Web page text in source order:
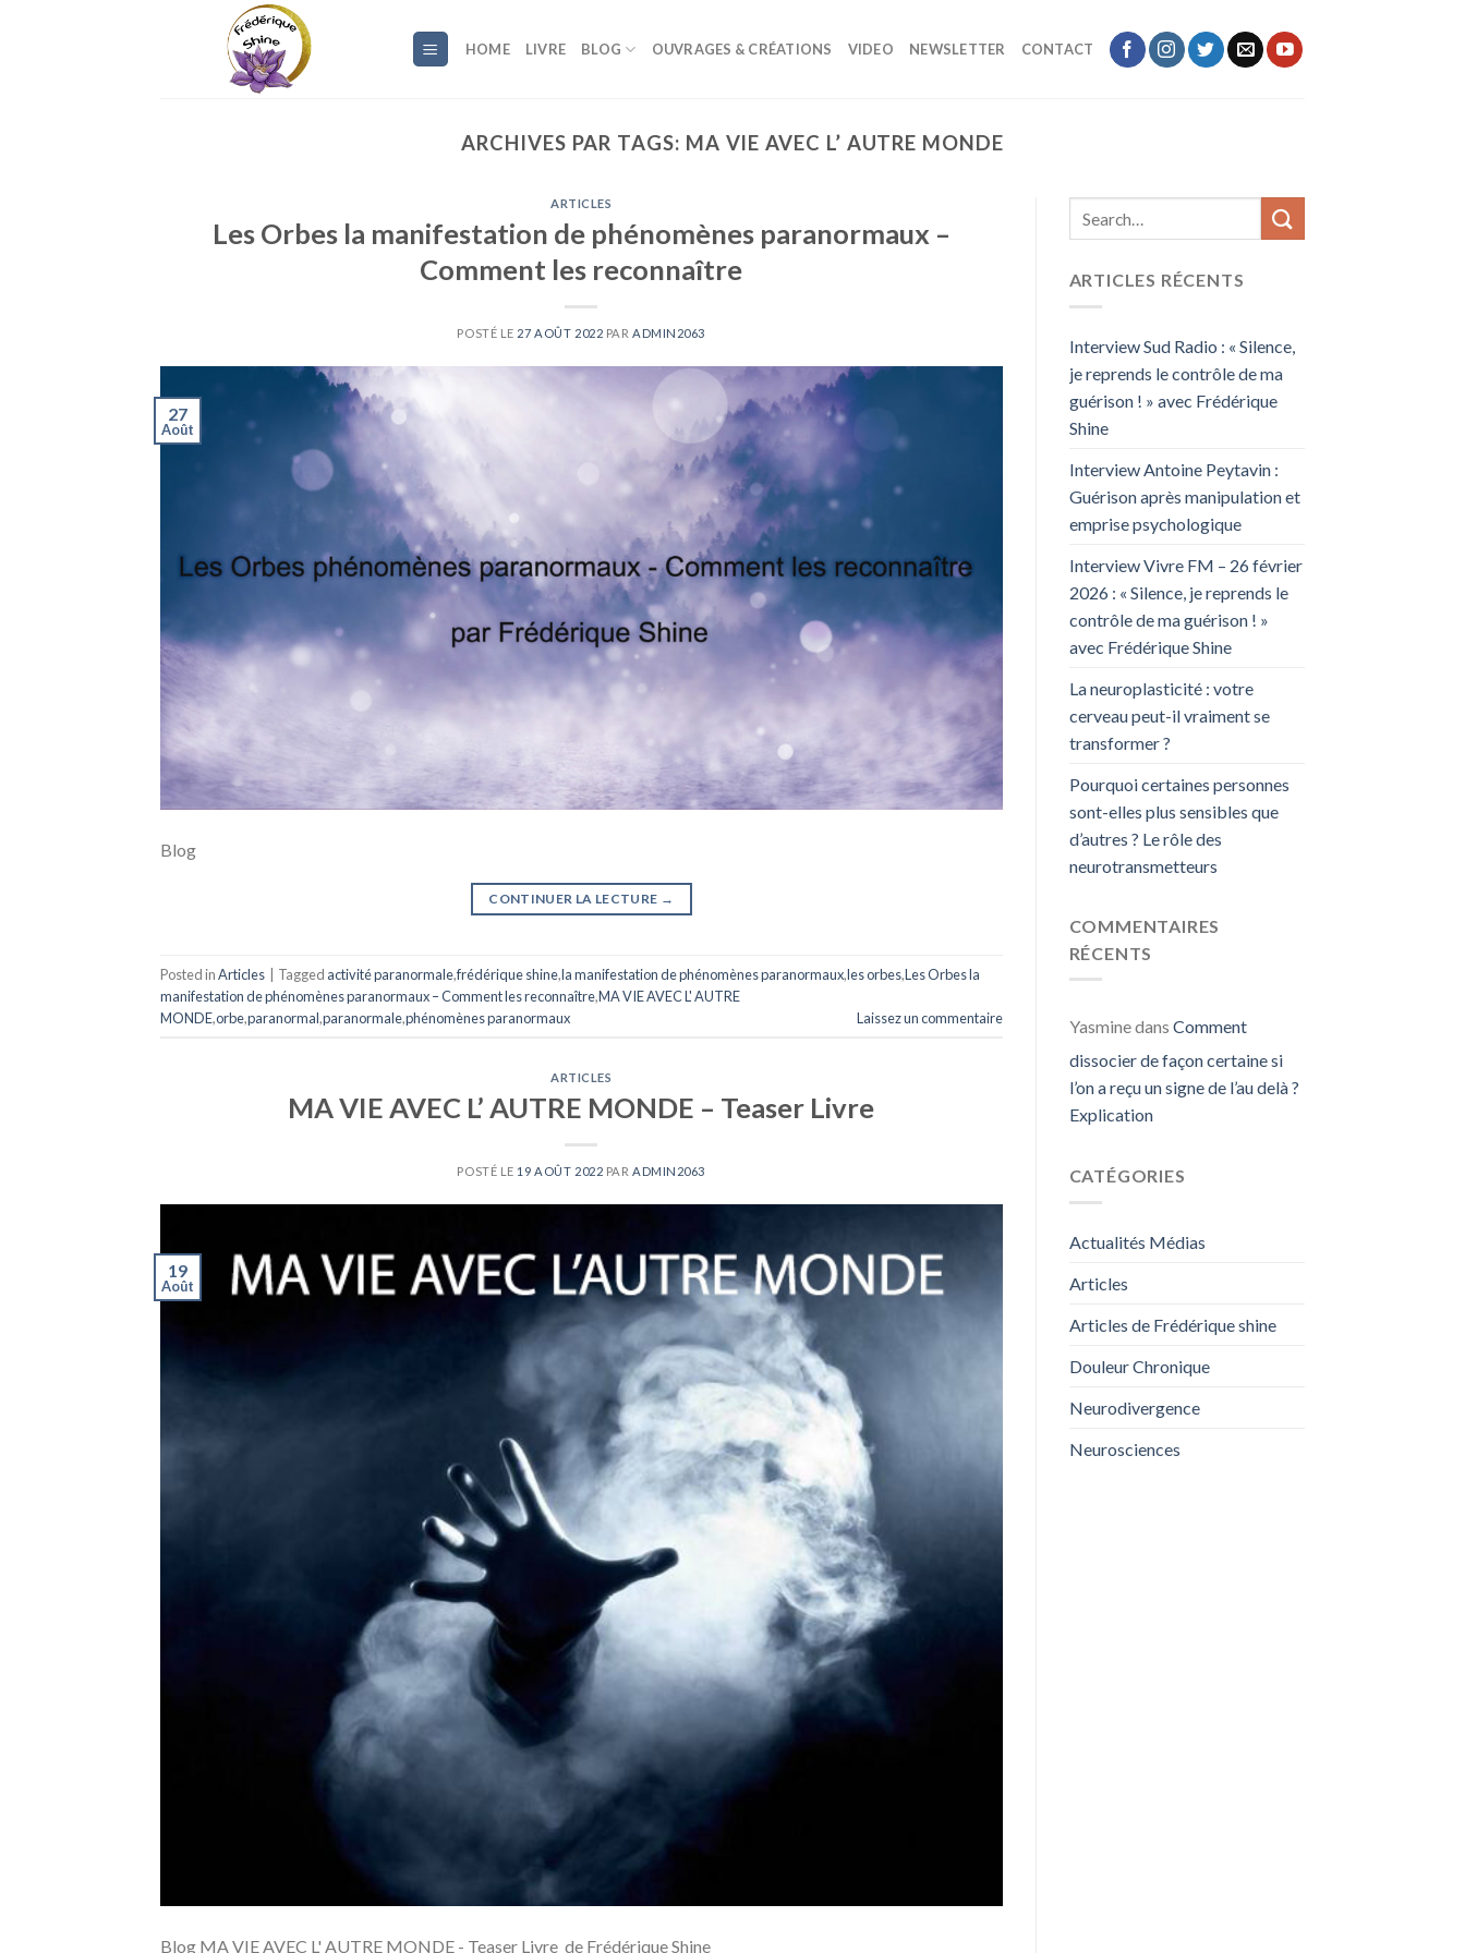
HOME LIVRE BLOG OUVRAGES & CRÉATIONS VIDEO NEWSLETTER CONTACT
ARCHIVES PAR TAGS: MA VIE AVEC L’ AUTRE MONDE
ARTICLES
Les Orbes la manifestation de phénomènes paranormaux –
Comment les reconnaître
POSTÉ LE 27 AOÛT 2022 PARADMIN2063
27
Août
Blog
CONTINUER LA LECTURE →
Posted inArticles | Tagged activité paranormale,frédérique shine,la manifestation de phénomènes paranormaux,les orbes,Les Orbes la
manifestation de phénomènes paranormaux – Comment les reconnaître,MA VIE AVEC L' AUTRE
MONDE,orbe,paranormal,paranormale,phénomènes paranormaux Laissez un commentaire
ARTICLES
MA VIE AVEC L’ AUTRE MONDE – Teaser Livre
POSTÉ LE 19 AOÛT 2022 PARADMIN2063
19
Août
Blog MA VIE AVEC L' AUTRE MONDE - Teaser Livre de Frédérique Shine
ARTICLES RÉCENTS
Interview Sud Radio : « Silence,
je reprends le contrôle de ma
guérison ! » avec Frédérique
Shine
Interview Antoine Peytavin :
Guérison après manipulation et
emprise psychologique
Interview Vivre FM – 26 février
2026 : « Silence, je reprends le
contrôle de ma guérison ! »
avec Frédérique Shine
La neuroplasticité : votre
cerveau peut-il vraiment se
transformer ?
Pourquoi certaines personnes
sont-elles plus sensibles que
d’autres ? Le rôle des
neurotransmetteurs
COMMENTAIRES
RÉCENTS
Yasminedans Comment
dissocier de façon certaine si
l’on a reçu un signe de l’au delà ?
Explication
CATÉGORIES
Actualités Médias
Articles
Articles de Frédérique shine
Douleur Chronique
Neurodivergence
Neurosciences